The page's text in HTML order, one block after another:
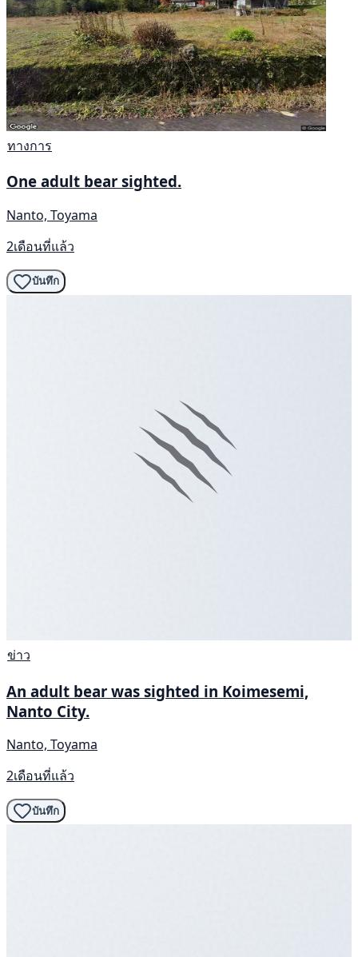
ทางการ
One adult bear sighted.
Nanto, Toyama
2เดือนที่แล้ว
บันทึก
ข่าว
An adult bear was sighted in Koimesemi,
Nanto City.
Nanto, Toyama
2เดือนที่แล้ว
บันทึก